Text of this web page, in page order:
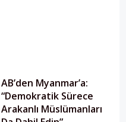
AB’den Myanmar’a:
“Demokratik Sürece
Arakanlı Müslümanları